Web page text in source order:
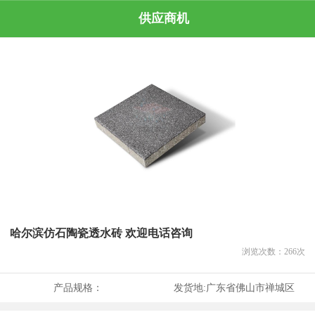
供应商机
哈尔滨仿石陶瓷透水砖 欢迎电话咨询
浏览次数： 266次
产品规格： 发货地:广东省佛山市禅城区